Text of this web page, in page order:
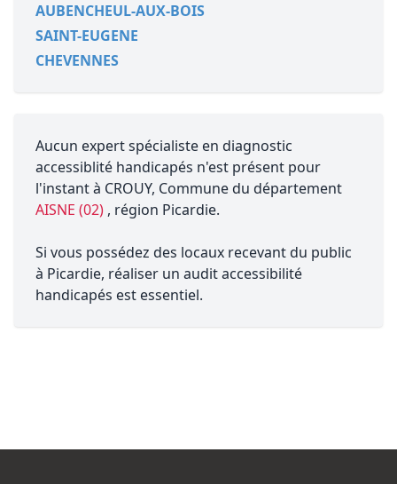
AUBENCHEUL-AUX-BOIS
SAINT-EUGENE
CHEVENNES
Aucun expert spécialiste en diagnostic
accessiblité handicapés n'est présent pour
l'instant à CROUY, Commune du département
AISNE (02) , région Picardie.
Si vous possédez des locaux recevant du public
à Picardie, réaliser un audit accessibilité
handicapés est essentiel.